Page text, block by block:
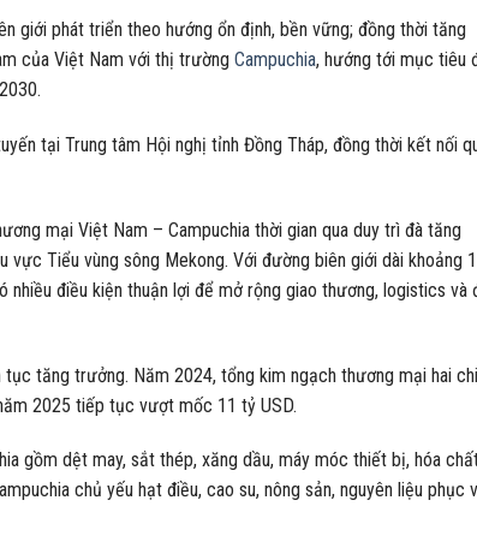
giới phát triển theo hướng ổn định, bền vững; đồng thời tăng
của Việt Nam với thị trường Campuchia, hướng tới mục tiêu
tại Trung tâm Hội nghị tỉnh Đồng Tháp, đồng thời kết nối
mại Việt Nam – Campuchia thời gian qua duy trì đà tăng
Tiểu vùng sông Mekong. Với đường biên giới dài khoảng
điều kiện thuận lợi để mở rộng giao thương, logistics và
tăng trưởng. Năm 2024, tổng kim ngạch thương mại hai
2025 tiếp tục vượt mốc 11 tỷ USD.
gồm dệt may, sắt thép, xăng dầu, máy móc thiết bị, hóa
chủ yếu hạt điều, cao su, nông sản, nguyên liệu phục